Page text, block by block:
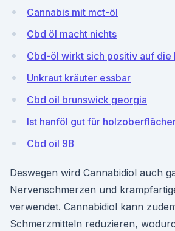
Cannabis mit mct-öl
Cbd öl macht nichts
Cbd-öl wirkt sich positiv auf die
Unkraut kräuter essbar
Cbd oil brunswick georgia
Ist hanföl gut für
Cbd oil 98
Deswegen wird Cannabidiol auch
Nervenschmerzen und
verwendet. Cannabidiol kann
Schmerzmitteln reduzieren,